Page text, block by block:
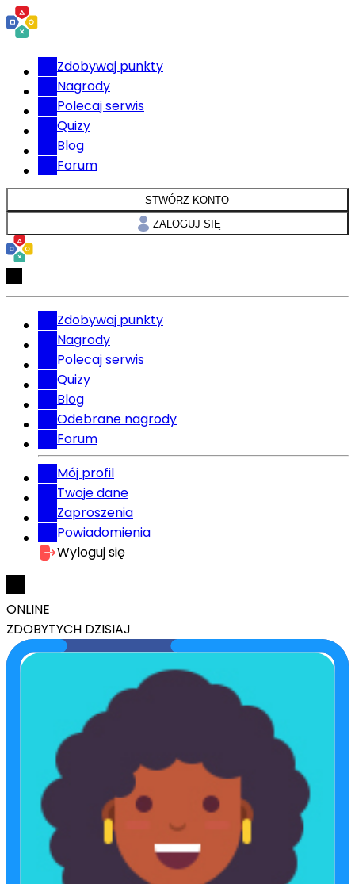
Zdobywaj punkty
Nagrody
Polecaj serwis
Quizy
Blog
Forum
STWÓRZ KONTO
ZALOGUJ SIĘ
Zdobywaj punkty
Nagrody
Polecaj serwis
Quizy
Blog
Odebrane nagrody
Forum
Mój profil
Twoje dane
Zaproszenia
Powiadomienia
Wyloguj się
ONLINE
ZDOBYTYCH DZISIAJ